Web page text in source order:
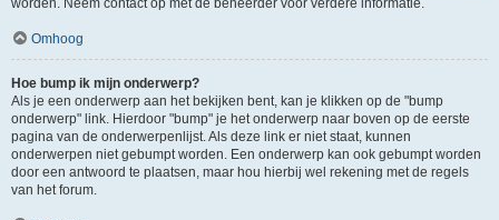
worden. Neem contact op met de beheerder voor verdere informatie.
Omhoog
Hoe bump ik mijn onderwerp?
Als je een onderwerp aan het bekijken bent, kan je klikken op de "bump
onderwerp" link. Hierdoor "bump" je het onderwerp naar boven op de eerste
pagina van de onderwerpenlijst. Als deze link er niet staat, kunnen
onderwerpen niet gebumpt worden. Een onderwerp kan ook gebumpt worden
door een antwoord te plaatsen, maar hou hierbij wel rekening met de regels
van het forum.